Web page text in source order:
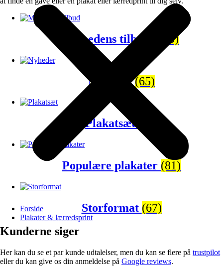
Forside
Plakater & lærredsprint
Månedens tilbud (120)
Nyheder(65)
Plakatsæt
Populære plakater (81)
Storformat (67)
Kunderne siger
Her kan du se et par kunde udtalelser, men du kan se flere på trustpilot
eller du kan give os din anmeldelse på Google reviews.